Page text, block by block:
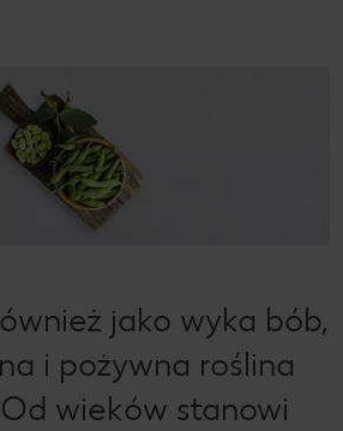
na Facebooku
jako wyka bób,
i pożywna roślina
wieków stanowi